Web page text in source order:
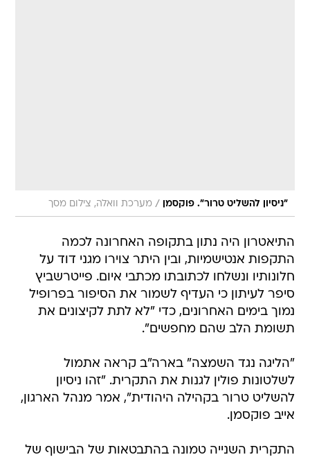
"ניסיון להשליט טרור". פוקסמן / מערכת וואלה, צילום מסך
התיאטרון היה נתון בתקופה האחרונה לכמה
התקפות אנטישמיות, ובין היתר צוירו מגני דוד על
חלונותיו ונשלחו לכתובתו מכתבי איום. פייטרשביץ
סיפר לעיתון כי העדיף לשמור את הסיפור בפרופיל
נמוך בימים האחרונים, כדי "לא לתת לקיצונים את
תשומת הלב שהם מחפשים".
"הליגה נגד השמצה" בארה"ב קראה אתמול
לשלטונות פולין לגנות את התקרית. "זהו ניסיון
להשליט טרור בקהילה היהודית", אמר מנהל הארגון,
אייב פוקסמן.
התקרית השנייה טמונה בהתבטאות של הבישוף של